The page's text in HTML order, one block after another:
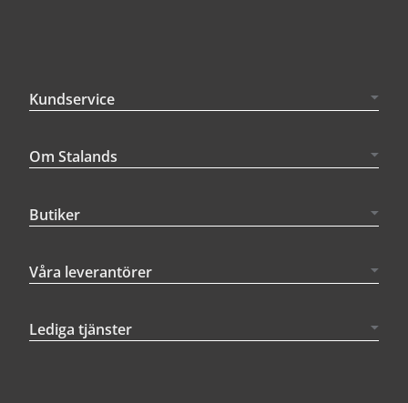
Kundservice
Om Stalands
Butiker
Våra leverantörer
Lediga tjänster